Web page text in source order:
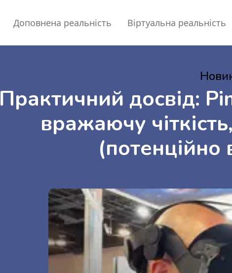
Доповнена реальність Віртуальна реальність
Практичний досвід:
вражаючу